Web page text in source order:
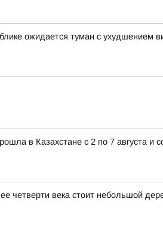
ожидается туман с ухудшением
в Казахстане с 2 по 7 августа и
четверти века стоит небольшой